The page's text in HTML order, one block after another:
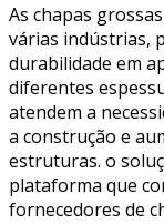
As chapas
várias indústrias,
durabilidade em
diferentes
atendem a
a construção e
estruturas. o
plataforma que
fornecedores de